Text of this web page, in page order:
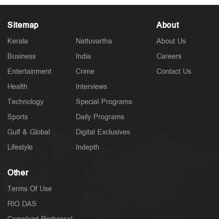
Latest
കടലിൽ കാണാതായി; ആരോപണങ്ങള്‍ക്ക്
മറുപടിയുമായി വി.ഡി
Sitemap
Kerala
Business
Entertainment
Health
Technology
Sports
Gulf & Global
Lifestyle
Nattuvartha
India
Crime
Interviews
Special Programs
Daily Programs
Digital Exclusives
Indepth
About
About Us
Careers
Contact Us
Other
Terms Of Use
RIO DAS